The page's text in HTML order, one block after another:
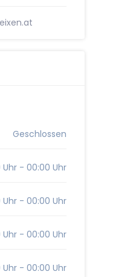
Geschlossen
Uhr - 00:00 Uhr
Uhr - 00:00 Uhr
Uhr - 00:00 Uhr
Uhr - 00:00 Uhr